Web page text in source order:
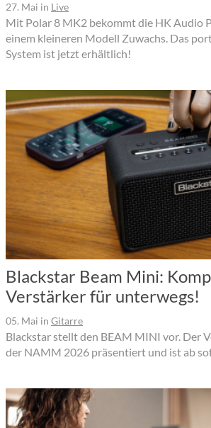
27. Mai in Live
Mit Polar 8 MK2 bekommt die HK Audio
einem kleineren Modell Zuwachs. Das
System ist jetzt erhältlich!
Blackstar Beam Mini:
Verstärker für unterwegs!
05. Mai in Gitarre
Blackstar stellt den BEAM MINI vor. Der
der NAMM 2026 präsentiert und ist ab